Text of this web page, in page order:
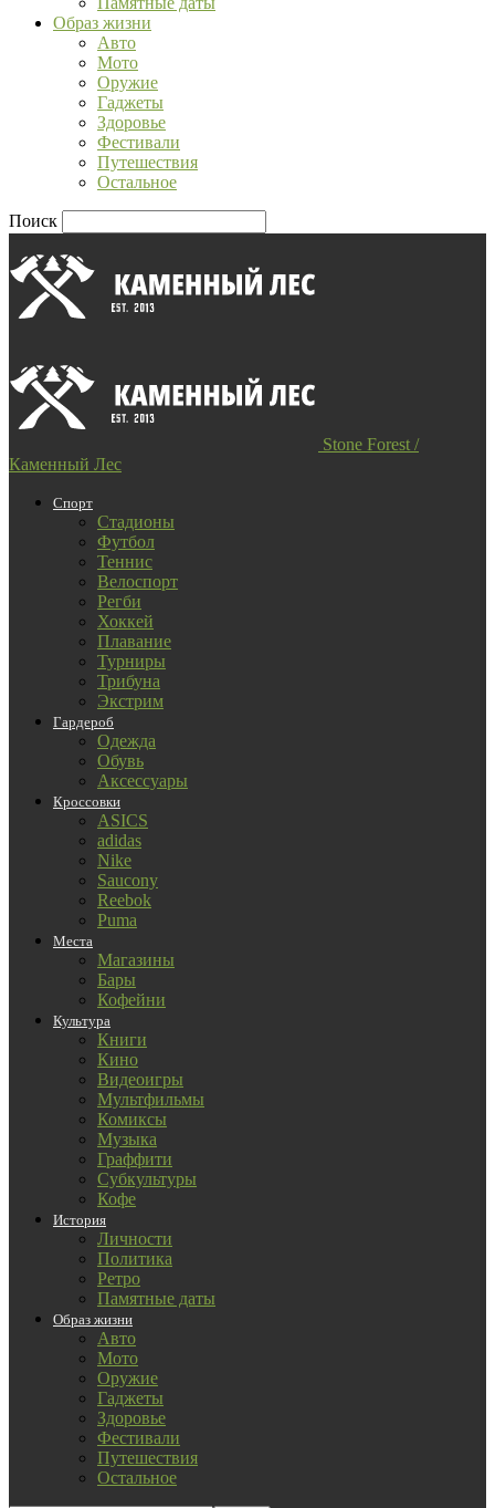
Образ жизни
Авто
Мото
Оружие
Гаджеты
Здоровье
Фестивали
Путешествия
Остальное
Поиск
Stone Forest /
Каменный Лес
Спорт
Стадионы
Футбол
Теннис
Велоспорт
Регби
Хоккей
Плавание
Турниры
Трибуна
Экстрим
Гардероб
Одежда
Обувь
Аксессуары
Кроссовки
ASICS
adidas
Nike
Saucony
Reebok
Puma
Места
Магазины
Бары
Кофейни
Культура
Книги
Кино
Видеоигры
Мультфильмы
Комиксы
Музыка
Граффити
Субкультуры
Кофе
История
Личности
Политика
Ретро
Памятные даты
Образ жизни
Авто
Мото
Оружие
Гаджеты
Здоровье
Фестивали
Путешествия
Остальное